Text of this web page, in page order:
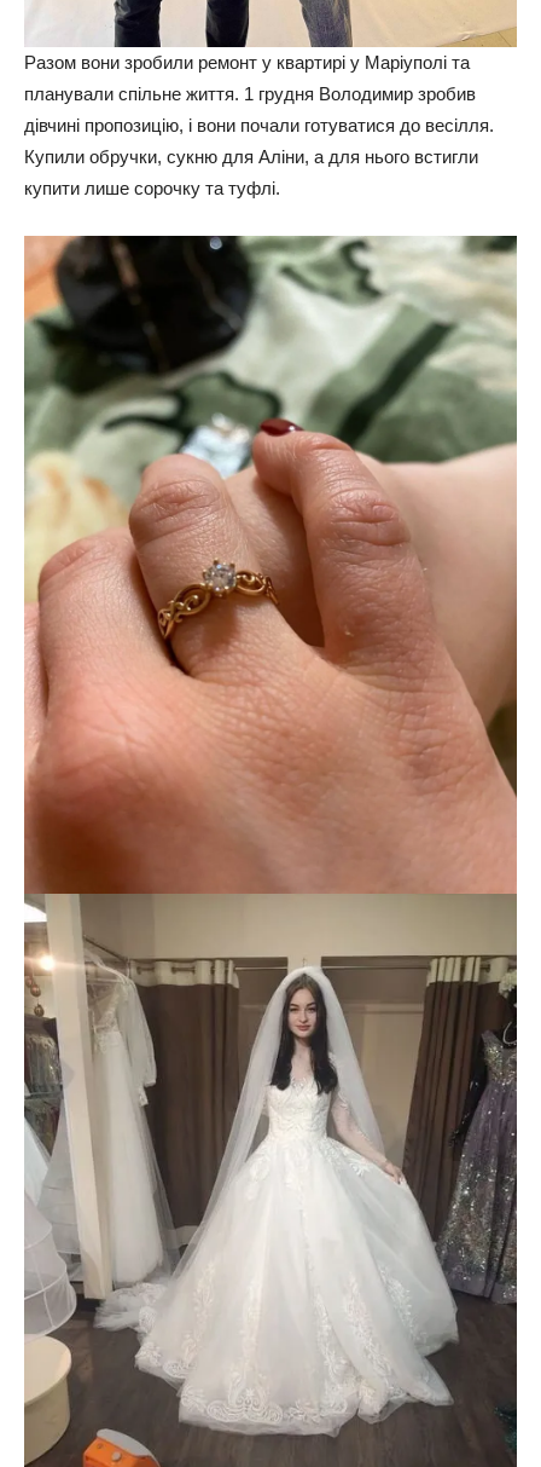
Разом вони зробили ремонт у квартирі у Маріуполі та
планували спільне життя. 1 грудня Володимир зробив
дівчині пропозицію, і вони почали готуватися до весілля.
Купили обручки, сукню для Аліни, а для нього встигли
купити лише сорочку та туфлі.